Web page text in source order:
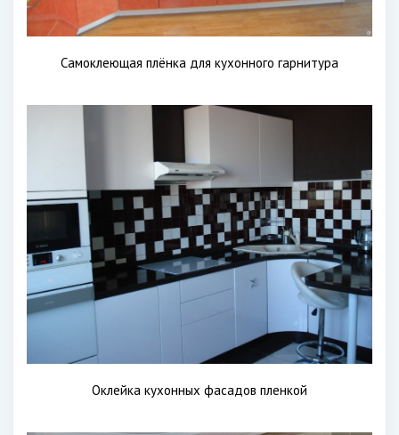
Самоклеющая плёнка для кухонного гарнитура
Оклейка кухонных фасадов пленкой